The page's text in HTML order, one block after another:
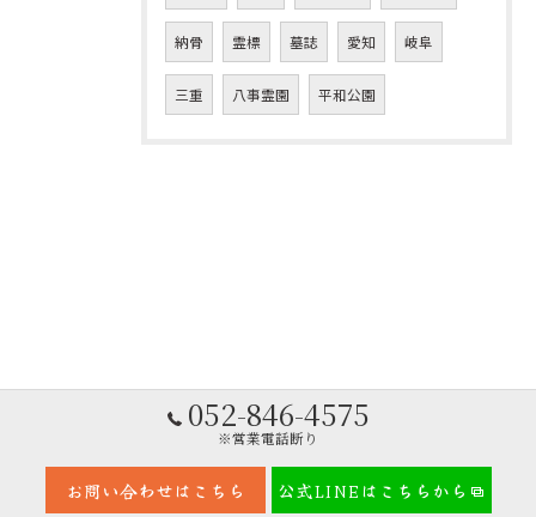
納骨 霊標 墓誌 愛知 岐阜
三重 八事霊園 平和公園
052-846-4575
※営業電話断り
お問い合わせはこちら 公式LINEはこちらから